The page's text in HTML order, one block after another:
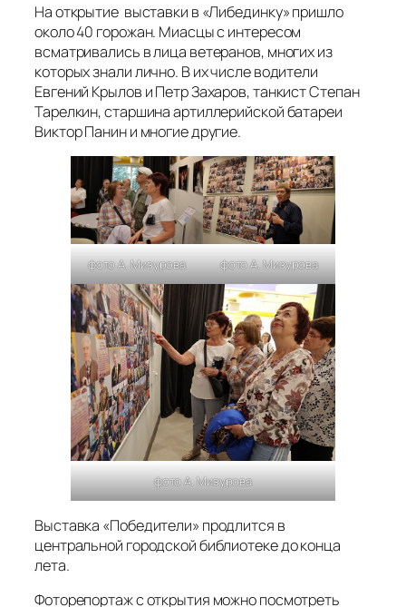
На открытие выставки в «Либединку» пришло
около 40 горожан. Миасцы с интересом
всматривались в лица ветеранов, многих из
которых знали лично. В их числе водители
Евгений Крылов и Петр Захаров, танкист Степан
Тарелкин, старшина артиллерийской батареи
Виктор Панин и многие другие.
фото А. Мизурова фото А. Мизурова
фото А. Мизурова
Выставка «Победители» продлится в
центральной городской библиотеке до конца
лета.
Фоторепортаж с открытия можно посмотреть